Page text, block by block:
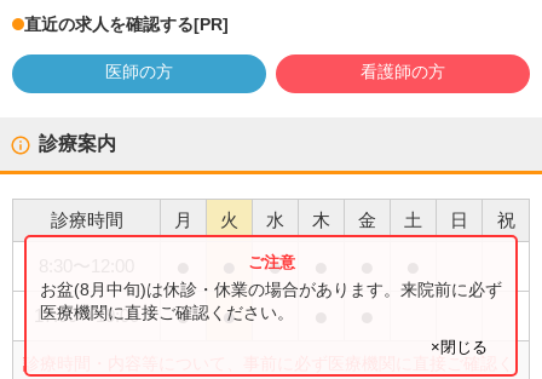
直近の求人を確認する[PR]
医師の方 看護師の方
診療案内
診療時間 月 火 水 木 金 土 日 祝
●
17:00〜19:00 ● ●
診療時間・内容等について、事前に必ず医療機関に直接ご確認く
お盆(8月中旬)は休診・休業の場合があります。来院前に必ず
医療機関に直接ご確認ください。
×閉じる